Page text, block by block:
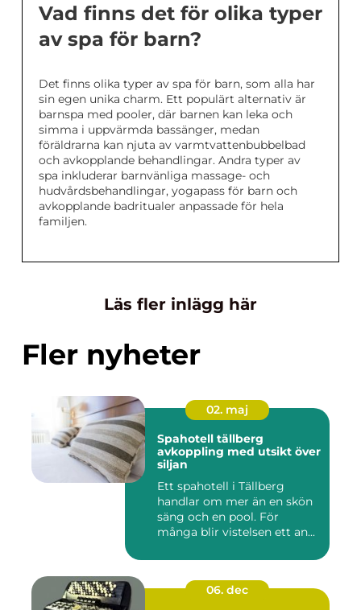
Vad finns det för olika typer
av spa för barn?
Det finns olika typer av spa för barn, som alla har
sin egen unika charm. Ett populärt alternativ är
barnspa med pooler, där barnen kan leka och
simma i uppvärmda bassänger, medan
föräldrarna kan njuta av varmtvattenbubbelbad
och avkopplande behandlingar. Andra typer av
spa inkluderar barnvänliga massage- och
hudvårdsbehandlingar, yogapass för barn och
avkopplande badritualer anpassade för hela
familjen.
Läs fler inlägg här
Fler nyheter
02. maj
Spahotell tällberg
avkoppling med utsikt över
siljan
Ett spahotell i Tällberg
handlar om mer än en skön
säng och en pool. För
många blir vistelsen ett an...
06. dec